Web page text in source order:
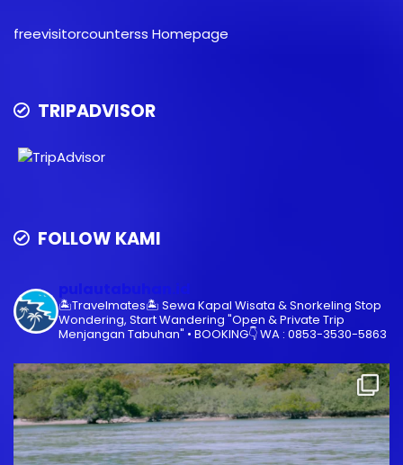
freevisitorcounterss Homepage
TRIPADVISOR
FOLLOW KAMI
pulautabuhan.id
🏝️Travelmates🏝️ Sewa Kapal Wisata & Snorkeling Stop
Wondering, Start Wandering "Open & Private Trip
Menjangan Tabuhan" • BOOKING👇WA : 0853-3530-5863